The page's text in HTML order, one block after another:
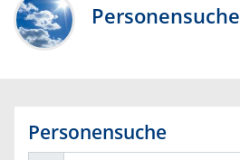
Personensuche
Personensuche